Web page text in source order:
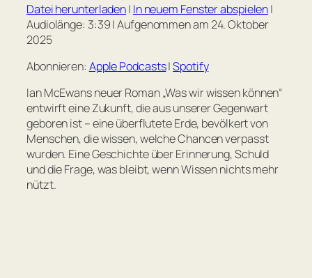
Apple Podcasts
RSS FEED
TEILEN
LINK
EMBED
Datei herunterladen| In neuem Fenster abspielen|
Audiolänge: 3:39|Aufgenommen am 24. Oktober
2025
Abonnieren: Apple Podcasts|Spotify
Ian McEwans neuer Roman „Was wir wissen können“
entwirft eine Zukunft, die aus unserer Gegenwart
geboren ist – eine überflutete Erde, bevölkert von
Menschen, die wissen, welche Chancen verpasst
wurden. Eine Geschichte über Erinnerung, Schuld
und die Frage, was bleibt, wenn Wissen nichts mehr
nützt.